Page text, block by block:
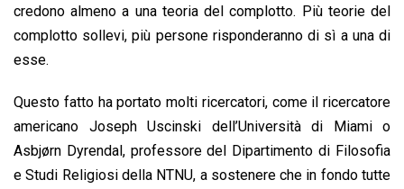
credono almeno a una teoria del complotto. Più teorie del
complotto sollevi, più persone risponderanno di sì a una di
esse.
Questo fatto ha portato molti ricercatori, come il ricercatore
americano Joseph Uscinski dell’Università di Miami o
Asbjørn Dyrendal, professore del Dipartimento di Filosofia
e Studi Religiosi della NTNU, a sostenere che in fondo tutte